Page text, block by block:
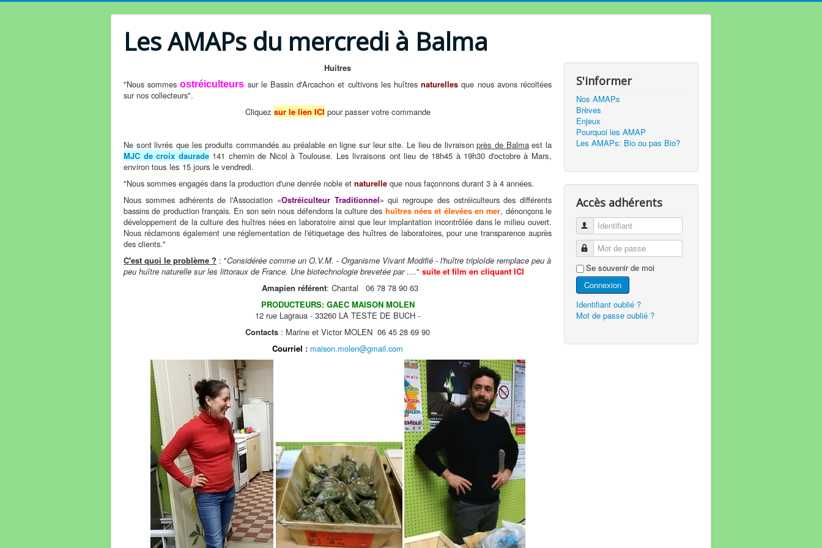
Les AMAPs du mercredi à Balma
Huitres
"Nous sommesostréiculteurs sur le Bassin d'Arcachon et cultivons les huîtresnaturelles que nous avons récoltées
sur nos collecteurs".
Cliquez sur le lien ICI pour passer votre commande
Ne sont livrés que les produits commandés au préalable en ligne sur leur site. Le lieu de livraisonprès de Balmaest la
MJC de croix daurade141 chemin de Nicol à Toulouse. Les livraisons ont lieu de 18h45 à 19h30 d'octobre à Mars,
environ tous les 15 jours le vendredi.
"Nous sommes engagés dans la production d'une denrée noble et naturelle que nous façonnons durant 3 à 4 années.
Nous sommes adhérents de l'Association «Ostréiculteur Traditionnel» qui regroupe des ostréiculteurs des différents
bassins de production français. En son sein nous défendons la culture des huîtres nées et élevées enmer, dénonçons le
développement de la culture des huîtres nées en laboratoire ainsi que leur implantation incontrôlée dans le milieu ouvert.
Nous réclamons également une réglementation de l'étiquetage des huîtres de laboratoires, pour une transparence auprès
des clients."
C'est quoi le problème ? : "Considérée comme un O.V.M. - Organisme Vivant Modifié - l'huître triploïde remplace peu à
peu huître naturelle sur les littoraux de France. Une biotechnologie brevetée par ...." suite et film en cliquant ICI
Amapien référent: Chantal 06 78 78 90 63
PRODUCTEURS: GAEC MAISON MOLEN
12 rue Lagraua - 33260 LA TESTE DE BUCH -
Contacts : Marine et Victor MOLEN 06 45 28 69 90
Courriel : maison.molen@gmail.com
S'informer
Nos AMAPs
Brèves
Enjeux
Pourquoi les AMAP
Les AMAPs: Bio ou pas Bio?
Accès adhérents
Identifiant
Mot de passe
Se souvenir de moi
Connexion
Identifiant oublié ?
Mot de passe oublié ?